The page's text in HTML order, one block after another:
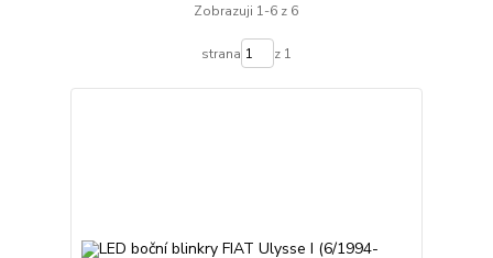
Zobrazuji 1-6 z 6
strana z 1